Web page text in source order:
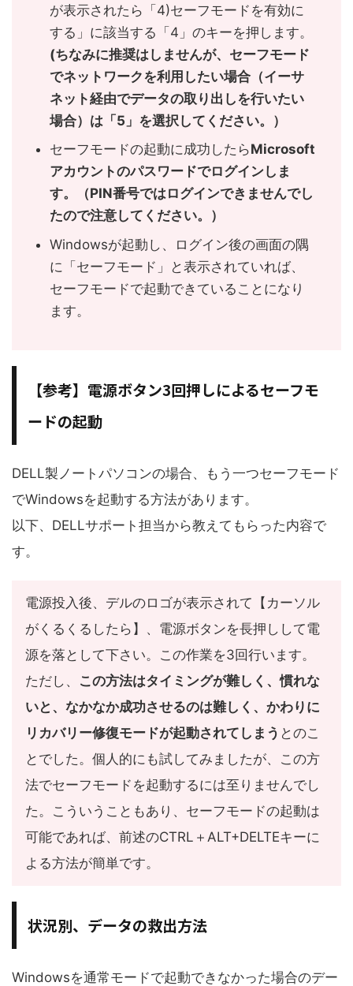
が表示されたら「4)セーフモードを有効に
する」に該当する「4」のキーを押します。
(ちなみに推奨はしませんが、セーフモード
でネットワークを利用したい場合（イーサ
ネット経由でデータの取り出しを行いたい
場合）は「5」を選択してください。）
セーフモードの起動に成功したらMicrosoft
アカウントのパスワードでログインしま
す。（PIN番号ではログインできませんでし
たので注意してください。）
Windowsが起動し、ログイン後の画面の隅
に「セーフモード」と表示されていれば、
セーフモードで起動できていることになり
ます。
【参考】電源ボタン3回押しによるセーフモ
ードの起動
DELL製ノートパソコンの場合、もう一つセーフモード
でWindowsを起動する方法があります。
以下、DELLサポート担当から教えてもらった内容で
す。
電源投入後、デルのロゴが表示されて【カーソル
がくるくるしたら】、電源ボタンを長押しして電
源を落として下さい。この作業を3回行います。
ただし、 この方法はタイミングが難しく、慣れな
いと、なかなか成功させるのは難しく、かわりに
リカバリー修復モードが起動されてしまう とのこ
とでした。個人的にも試してみましたが、この方
法でセーフモードを起動するには至りませんでし
た。こういうこともあり、セーフモードの起動は
可能であれば、前述のCTRL＋ALT+DELTEキーに
よる方法が簡単です。
状況別、データの救出方法
Windowsを通常モードで起動できなかった場合のデー